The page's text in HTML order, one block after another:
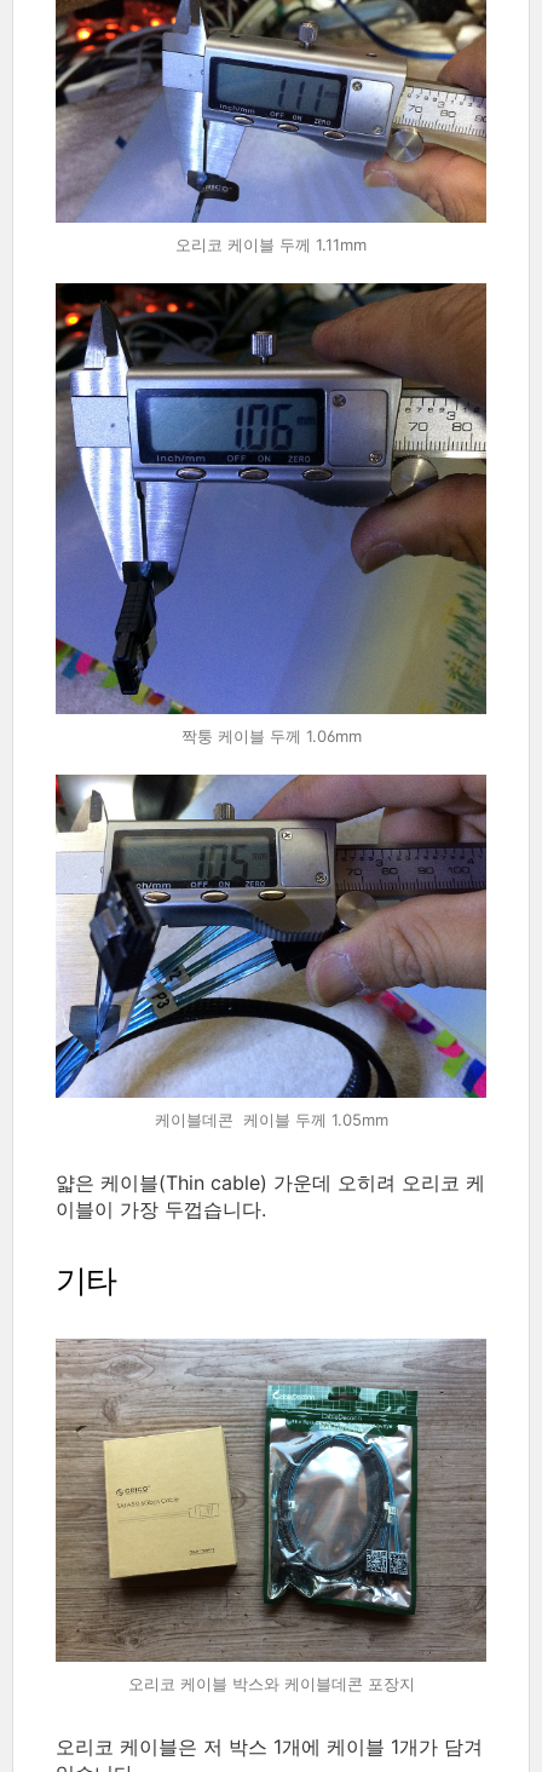
오리코 케이블 두께 1.11mm
짝퉁 케이블 두께 1.06mm
케이블데콘 케이블 두께 1.05mm
얇은 케이블(Thin cable) 가운데 오히려 오리코 케
이블이 가장 두껍습니다.
기타
오리코 케이블 박스와 케이블데콘 포장지
오리코 케이블은 저 박스 1개에 케이블 1개가 담겨